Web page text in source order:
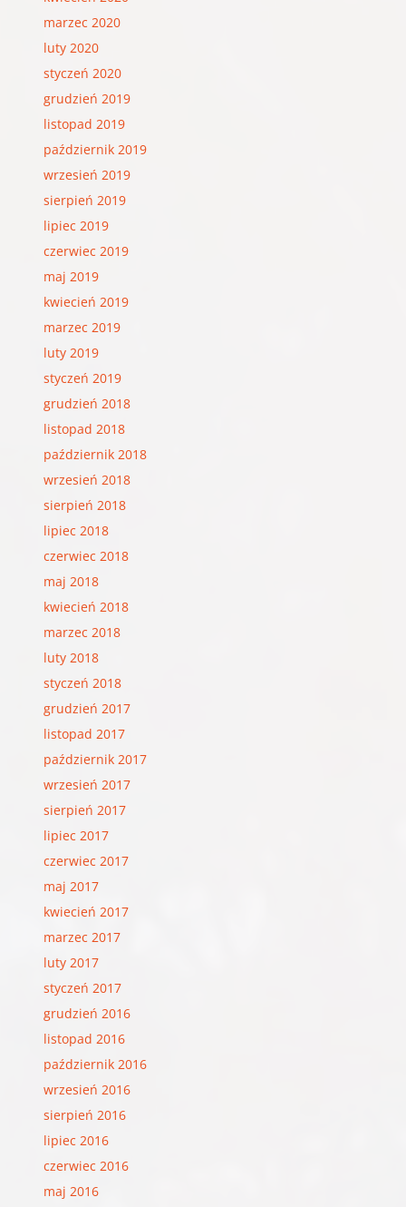
marzec 2020
luty 2020
styczeń 2020
grudzień 2019
listopad 2019
październik 2019
wrzesień 2019
sierpień 2019
lipiec 2019
czerwiec 2019
maj 2019
kwiecień 2019
marzec 2019
luty 2019
styczeń 2019
grudzień 2018
listopad 2018
październik 2018
wrzesień 2018
sierpień 2018
lipiec 2018
czerwiec 2018
maj 2018
kwiecień 2018
marzec 2018
luty 2018
styczeń 2018
grudzień 2017
listopad 2017
październik 2017
wrzesień 2017
sierpień 2017
lipiec 2017
czerwiec 2017
maj 2017
kwiecień 2017
marzec 2017
luty 2017
styczeń 2017
grudzień 2016
listopad 2016
październik 2016
wrzesień 2016
sierpień 2016
lipiec 2016
czerwiec 2016
maj 2016